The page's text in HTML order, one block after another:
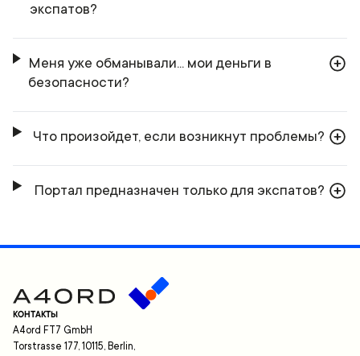
экспатов?
Меня уже обманывали... мои деньги в
безопасности?
Что произойдет, если возникнут проблемы?
Портал предназначен только для экспатов?
КОНТАКТЫ
A4ord FT7 GmbH
Torstrasse 177, 10115, Berlin,